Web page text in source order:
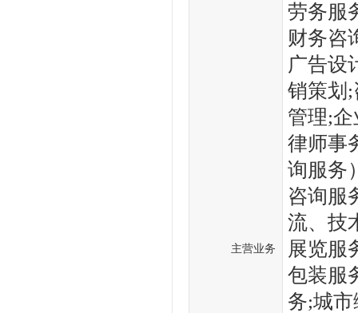
主营业务
劳务服
财务咨
广告设
销策划
管理;
律师事
询服务
咨询服
流、技
展览服
包装服
务;城